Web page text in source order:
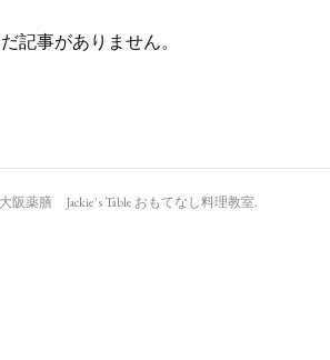
記事がありません。
大阪薬膳 Jackie's Table おもてなし料理教室.